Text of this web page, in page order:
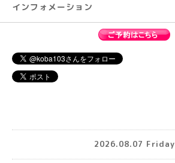
インフォメーション
2026.08.07 Friday